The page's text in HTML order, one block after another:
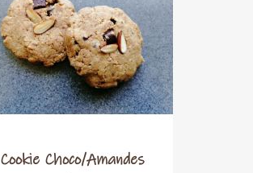
Cookie Choco/amandes